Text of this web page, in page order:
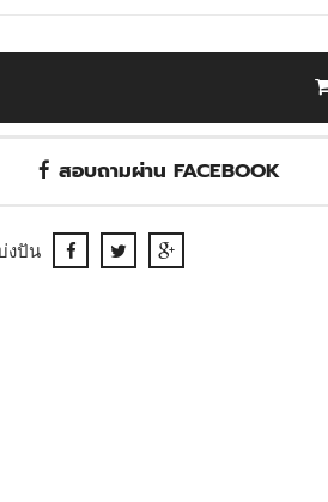
สอบถามผ่าน FACEBOOK
งปัน